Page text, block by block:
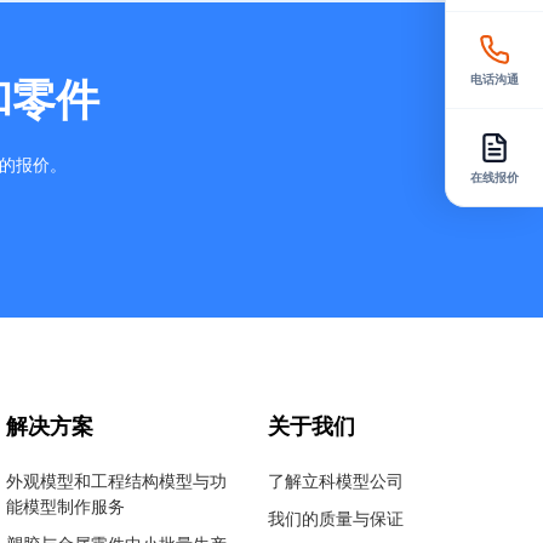
件
报价。
解决方案
外观模型和工程结构模型与功
能模型制作服务
关于我们
了解立科模型公司
我们的质量与保证
电话沟通
在线报价